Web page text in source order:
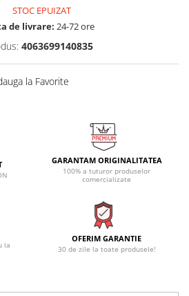
STOC EPUIZAT
de livrare: 24-72 ore
4063699140835
la Favorite
GARANTAM ORIGINALITATEA
100% a tuturor produselor
comercializate
la
OFERIM GARANTIE
30 de zile la toate produsele!